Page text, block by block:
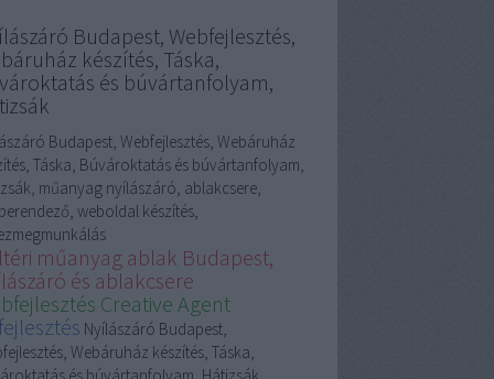
Budapest, Webfejlesztés,
készítés, Táska,
és búvártanfolyam,
Budapest, Webfejlesztés, Webáruház
Táska, Búvároktatás és búvártanfolyam,
műanyag nyílászáró, ablakcsere,
weboldal készítés,
műanyag ablak Budapest,
és ablakcsere
Creative Agent
Nyílászáró Budapest,
Webáruház készítés, Táska,